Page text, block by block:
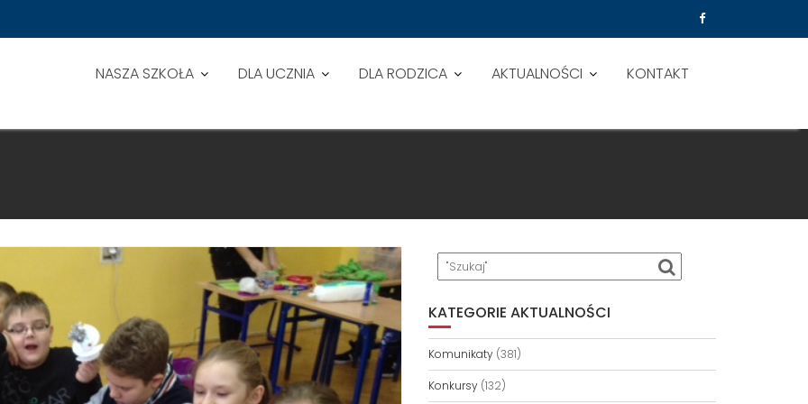
NASZA SZKOŁA DLA UCZNIA DLA RODZICA AKTUALNOŚCI KONTAKT
KATEGORIE AKTUALNOŚCI
Komunikaty(381)
Konkursy(132)